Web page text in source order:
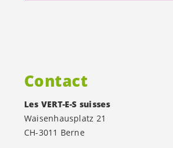
Contact
Les VERT-E-S suisses
Waisenhausplatz 21
CH-3011 Berne